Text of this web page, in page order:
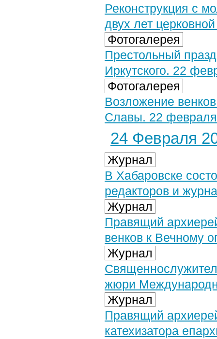
Реконструкция с
двух лет
Фотогалерея
Престольный
Иркутского. 22
Фотогалерея
Возложение
Славы. 22 февраля
24 Февраля
Журнал
В Хабаровске
редакторов и
Журнал
Правящий
венков к Вечному
Журнал
жюри
Журнал
Правящий
катехизатора